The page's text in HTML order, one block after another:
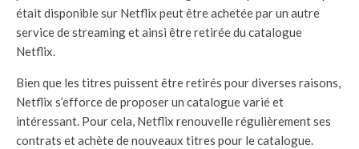
était disponible sur Netflix peut être achetée par un autre
service de streaming et ainsi être retirée du catalogue
Netflix.
Bien que les titres puissent être retirés pour diverses raisons,
Netflix s’efforce de proposer un catalogue varié et
intéressant. Pour cela, Netflix renouvelle régulièrement ses
contrats et achète de nouveaux titres pour le catalogue.